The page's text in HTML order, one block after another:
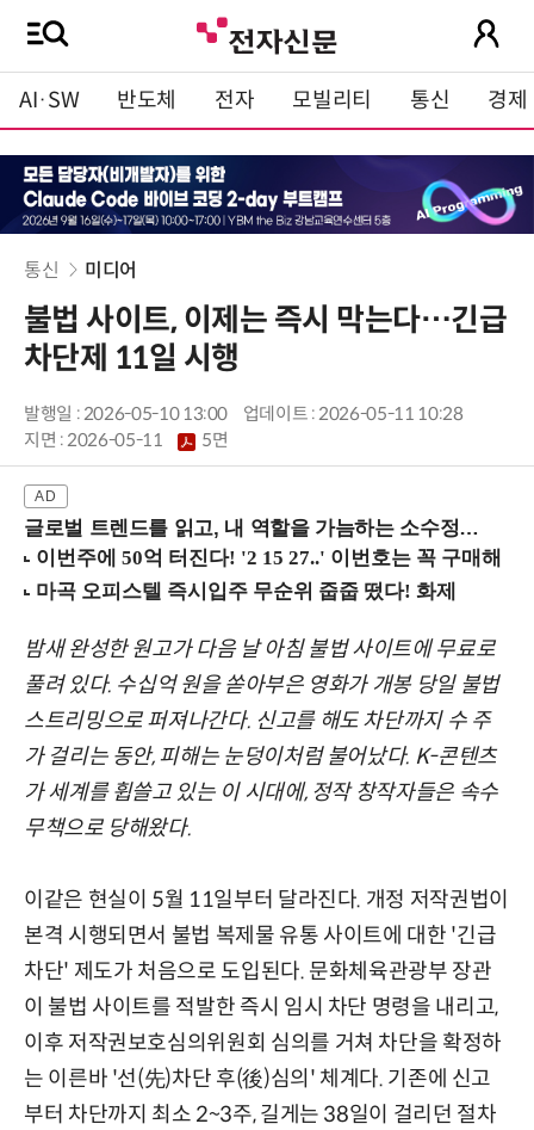
AI·SW 반도체 전자 모빌리티 통신 경제
통신 미디어
불법 사이트, 이제는 즉시 막는다…긴급
차단제 11일 시행
발행일 : 2026-05-10 13:00
업데이트 : 2026-05-11 10:28
지면 :2026-05-11 5면
글로벌 트렌드를 읽고, 내 역할을 가늠하는 소수정예 실습 워크숍 (8/28 신논현역)
밤새 완성한 원고가 다음 날 아침 불법 사이트에 무료로
풀려 있다. 수십억 원을 쏟아부은 영화가 개봉 당일 불법
스트리밍으로 퍼져나간다. 신고를 해도 차단까지 수 주
가 걸리는 동안, 피해는 눈덩이처럼 불어났다. K-콘텐츠
가 세계를 휩쓸고 있는 이 시대에, 정작 창작자들은 속수
무책으로 당해왔다.
이같은 현실이 5월 11일부터 달라진다. 개정 저작권법이
본격 시행되면서 불법 복제물 유통 사이트에 대한 '긴급
차단' 제도가 처음으로 도입된다. 문화체육관광부 장관
이 불법 사이트를 적발한 즉시 임시 차단 명령을 내리고,
이후 저작권보호심의위원회 심의를 거쳐 차단을 확정하
는 이른바 '선(先)차단 후(後)심의' 체계다. 기존에 신고
부터 차단까지 최소 2~3주, 길게는 38일이 걸리던 절차